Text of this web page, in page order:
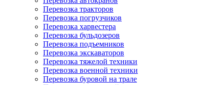
Перевозка тракторов
Перевозка погрузчиков
Перевозка харвестера
Перевозка бульдозеров
Перевозка подъемников
Перевозка экскаваторов
Перевозка тяжелой техники
Перевозка военной техники
Перевозка буровой на трале